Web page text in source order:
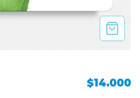
$14.000